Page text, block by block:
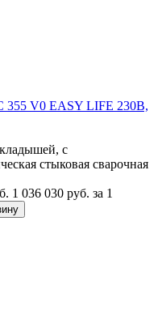
355 V0 EASY LIFE 230В,
с
стыковая сварочная
1 036 030 руб. за 1